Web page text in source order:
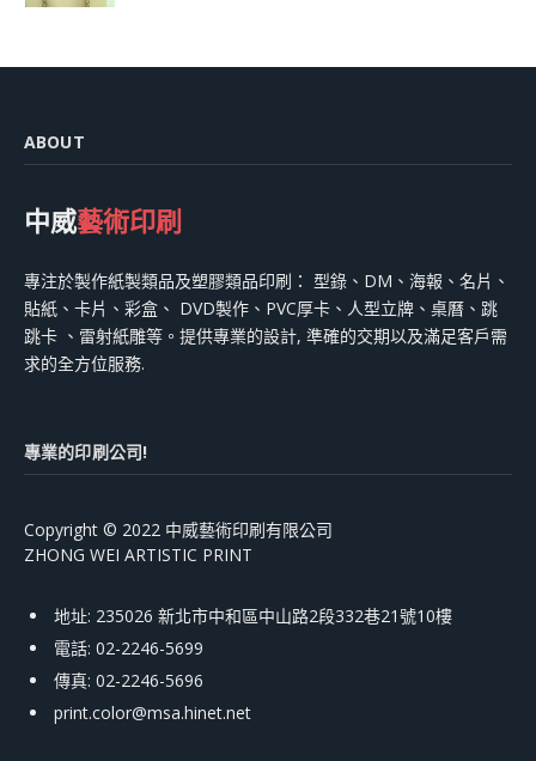
ABOUT
中威藝術印刷
專注於製作紙製類品及塑膠類品印刷： 型錄、DM、海報、名片、
貼紙、卡片、彩盒、 DVD製作、PVC厚卡、人型立牌、桌曆、跳
跳卡 、雷射紙雕等。提供專業的設計, 準確的交期以及滿足客戶需
求的全方位服務.
專業的印刷公司!
Copyright © 2022 中威藝術印刷有限公司
ZHONG WEI ARTISTIC PRINT
地址: 235026 新北市中和區中山路2段332巷21號10樓
電話: 02-2246-5699
傳真: 02-2246-5696
print.color@msa.hinet.net